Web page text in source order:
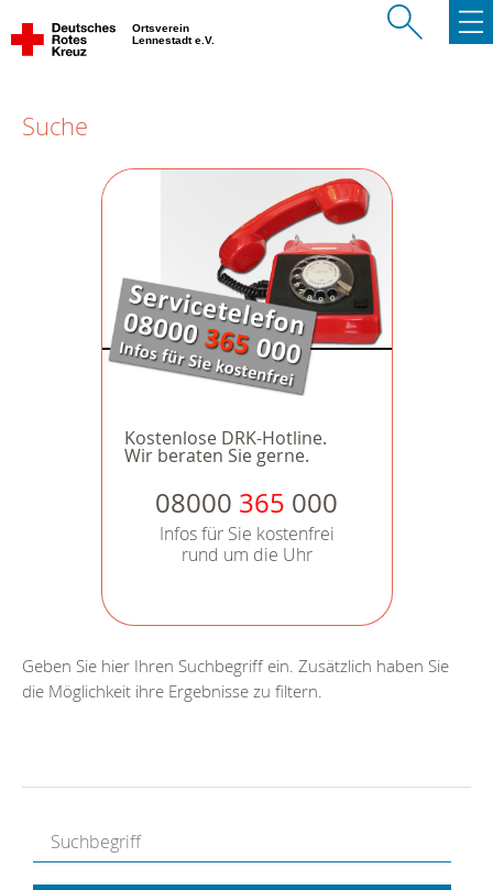
Ortsverein
Lennestadt e.V.
Suche
Kostenlose DRK-Hotline.
Wir beraten Sie gerne.
08000 365 000
Infos für Sie kostenfrei
rund um die Uhr
Geben Sie hier Ihren Suchbegriff ein. Zusätzlich haben Sie
die Möglichkeit ihre Ergebnisse zu filtern.